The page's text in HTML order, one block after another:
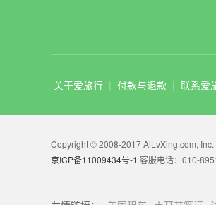
关于爱旅行 | 付款与退款 | 联系爱
Copyright © 2008-2017 AiLvXing.com,
京ICP备11009434号-1 客服电话：010-